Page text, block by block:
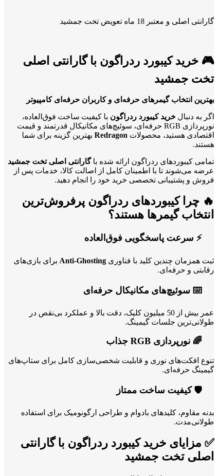
گارانتی اصلی و معتبر 18 ماه تعویض تخت جمشید
🎮 خریدکیبورد ردراگون با گارانتی اصلی
تخت جمشید
بهترین انتخاب گیمرهای حرفه‌ای و کاربران حرفه‌ای کامپیوتر
اگر به دنبال خرید کیبورد ردراگون با کیفیت ساخت فوق‌العاده،
نورپردازی RGB حرفه‌ای، سوئیچ‌های مکانیکال قدرتمند و قیمت
اقتصادی هستید، محصولات Redragon بهترین گزینه برای شما
هستند.
تمامی کیبوردهای ردراگون ارائه شده باگارانتی اصلی تخت جمشید
عرضه می‌شوند تا با اطمینان کامل از اصالت کالا، خدمات پس از
فروش و پشتیبانی تخصصی خرید خود را انجام دهید.
🔥 چرا کیبوردهای ردراگون پرفروش‌ترین
انتخاب گیمرها هستند؟
⚡ سرعت پاسخگویی فوق‌العاده
ثبت همزمان چندین کلید با فناوری Anti-Ghosting برای بازی‌های
رقابتی و حرفه‌ای.
⌨️ سوئیچ‌های مکانیکال حرفه‌ای
عمر بیش از 50 میلیون کلیک، دقت بالا و عملکرد بی‌نقص در
طولانی‌ترین جلسات گیمینگ.
🌈 نورپردازی RGB جذاب
تنوع افکت‌های نوری و قابلیت شخصی‌سازی کامل برای ستاپ‌های
گیمینگ حرفه‌ای.
🛡️ کیفیت ساخت ممتاز
بدنه مقاوم، کلیدهای بادوام و طراحی ارگونومیک برای استفاده
طولانی‌مدت.
✅ مزایای خرید کیبورد ردراگون با گارانتی
اصلی تخت جمشید